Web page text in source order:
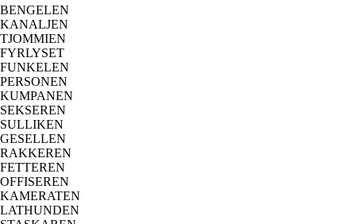
BENGELEN
KANALJEN
TJOMMIEN
FYRLYSET
FUNKELEN
PERSONEN
KUMPANEN
SEKSEREN
SULLIKEN
GESELLEN
RAKKEREN
FETTEREN
OFFISEREN
KAMERATEN
LATHUNDEN